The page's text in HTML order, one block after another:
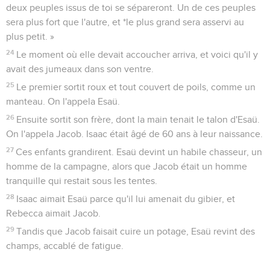
deux peuples issus de toi se sépareront. Un de ces peuples
sera plus fort que l'autre, et *le plus grand sera asservi au
plus petit. »
24 Le moment où elle devait accoucher arriva, et voici qu'il y
avait des jumeaux dans son ventre.
25 Le premier sortit roux et tout couvert de poils, comme un
manteau. On l'appela Esaü.
26 Ensuite sortit son frère, dont la main tenait le talon d'Esaü.
On l'appela Jacob. Isaac était âgé de 60 ans à leur naissance.
27 Ces enfants grandirent. Esaü devint un habile chasseur, un
homme de la campagne, alors que Jacob était un homme
tranquille qui restait sous les tentes.
28 Isaac aimait Esaü parce qu'il lui amenait du gibier, et
Rebecca aimait Jacob.
29 Tandis que Jacob faisait cuire un potage, Esaü revint des
champs, accablé de fatigue.